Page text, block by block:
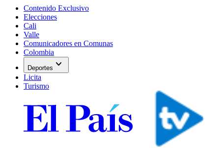
Contenido Exclusivo
Elecciones
Cali
Valle
Comunicadores en Comunas
Colombia
Deportes expand_more
Licita
Turismo